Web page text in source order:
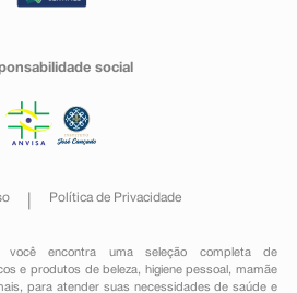
social
Política de Privacidade
você encontra uma seleção completa de
e produtos de beleza, higiene pessoal ,mamãe
para atender suas necessidades de saúde e